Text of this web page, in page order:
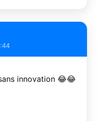
innovation 😂😂